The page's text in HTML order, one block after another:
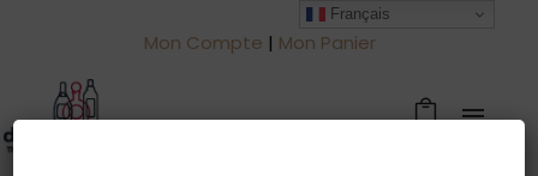
Mon Compte | Mon Panier
Français